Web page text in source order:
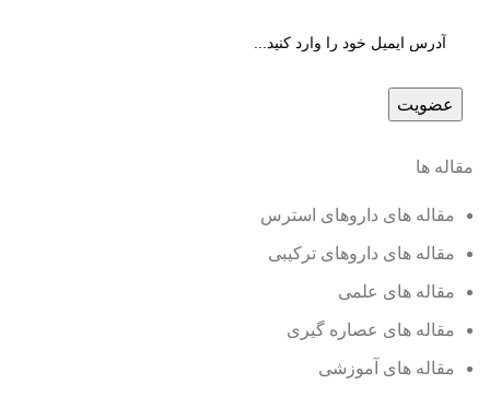
مقاله ها
مقاله های داروهای استرس
مقاله های داروهای ترکیبی
مقاله های علمی
مقاله های عصاره گیری
مقاله های آموزشی